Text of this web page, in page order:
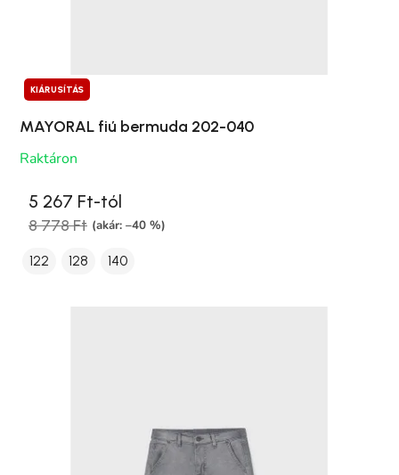
KIÁRUSÍTÁS
MAYORAL fiú bermuda 202-040
Raktáron
5 267 Ft-tól
8 778 Ft (akár: –40 %)
122 128 140